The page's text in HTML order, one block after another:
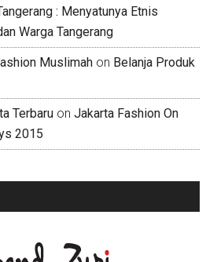
: Menyatunya Etnis
Warga Tangerang
Muslimah on Belanja Produk
Terbaru onJakarta Fashion On
2015